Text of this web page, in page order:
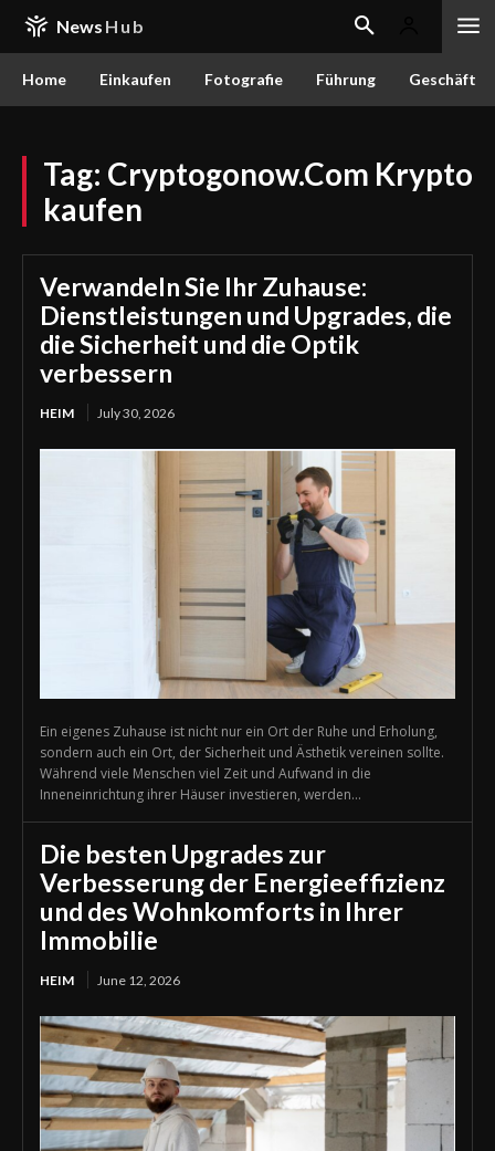
News Hub
Home Einkaufen Fotografie Führung Geschäft
Tag: Cryptogonow.Com Krypto
kaufen
Verwandeln Sie Ihr Zuhause:
Dienstleistungen und Upgrades, die
die Sicherheit und die Optik
verbessern
HEIM July 30, 2026
Ein eigenes Zuhause ist nicht nur ein Ort der Ruhe und Erholung,
sondern auch ein Ort, der Sicherheit und Ästhetik vereinen sollte.
Während viele Menschen viel Zeit und Aufwand in die
Inneneinrichtung ihrer Häuser investieren, werden...
Die besten Upgrades zur
Verbesserung der Energieeffizienz
und des Wohnkomforts in Ihrer
Immobilie
HEIM June 12, 2026